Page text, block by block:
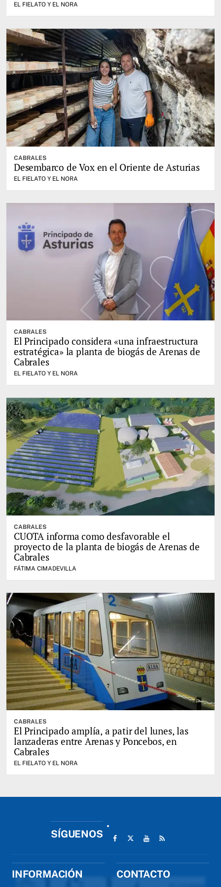
EL FIELATO Y EL NORA
CABRALES
Desembarco de Vox en el Oriente de Asturias
EL FIELATO Y EL NORA
CABRALES
El Principado considera «una infraestructura
estratégica» la planta de biogás de Arenas de
Cabrales
EL FIELATO Y EL NORA
CABRALES
CUOTA informa como desfavorable el
proyecto de la planta de biogás de Arenas de
Cabrales
FÁTIMA CIMADEVILLA
CABRALES
El Principado amplía, a patir del lunes, las
lanzaderas entre Arenas y Poncebos, en
Cabrales
EL FIELATO Y EL NORA
SÍGUENOS
INFORMACIÓN CONTACTO